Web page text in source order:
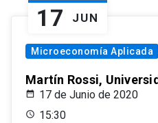
17 JUN
Microeconomía Aplicada
Martín Rossi,
17 de Junio de 2020
15:30